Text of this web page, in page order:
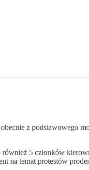
z podstawowego
5 członków
na temat protestów